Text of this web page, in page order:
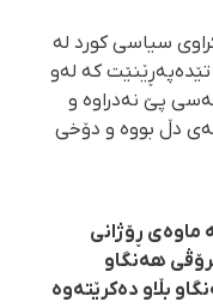
سیاسی کورد لە
کە لەو
پێ نەدراوە و
دڵ بووە و دۆخی
ماوەی ڕۆژانی
هەنگاو
بڵاو دەکرێتەوە